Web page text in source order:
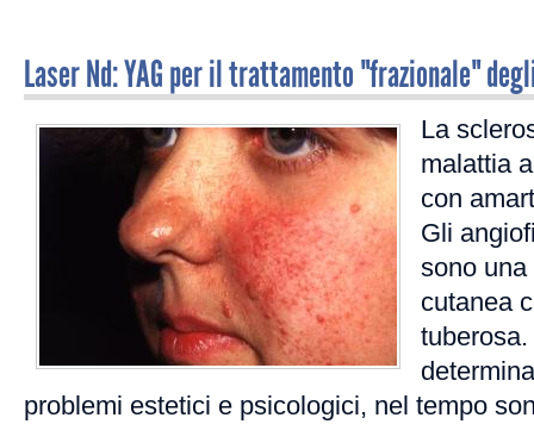
Laser Nd: YAG per il trattamento "frazionale"
La
malattia
con
Gli
sono
cutanea
problemi estetici e psicologici, nel tempo